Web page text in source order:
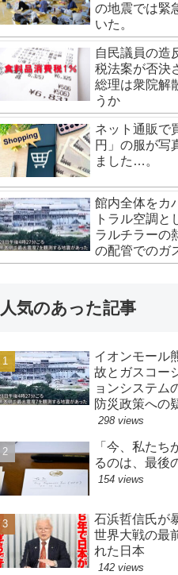
の地震では緊
いた。
自民議員の造
税法案が否決
総理は衆院解
うか
ネット通販で
円」の服が写
ました…。
館内全体をカ
トラル空調と
ラルチラーの
の配管でのガ
爆発か？
人気のあった記事
イオンモール
故とガスコー
ョンシステム
防災政策への
298 views
「今、私たち
るのは、最後
154 views
石浜哲信氏が
世界大戦の最
れた日本
142 views